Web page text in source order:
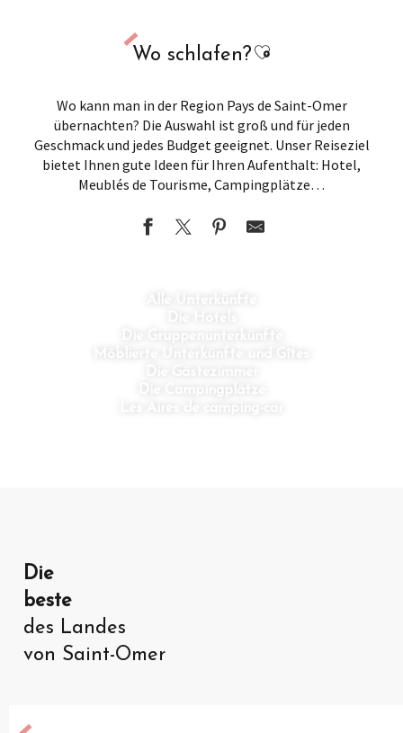
Wo schlafen?Ajouter aux
Wo kann man in der Region Pays de Saint-Omer
übernachten? Die Auswahl ist groß und für jeden
Geschmack und jedes Budget geeignet. Unser Reiseziel
bietet Ihnen gute Ideen für Ihren Aufenthalt: Hotel,
Meublés de Tourisme, Campingplätze…
Alle Unterkünfte
Die Gruppenunterkünfte
Möblierte Unterkünfte und Gîtes
Die Gästezimmer
Die Campingplätze
Les Aires de camping-car
Die
beste
des Landes
von Saint-Omer